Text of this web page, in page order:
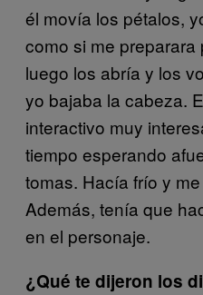
él movía los pétalos,
como si me
luego los abría y los
yo bajaba la cabeza.
interactivo muy
tiempo esperando
tomas. Hacía frío y
Además, tenía que
en el personaje.
¿Qué te dijeron los